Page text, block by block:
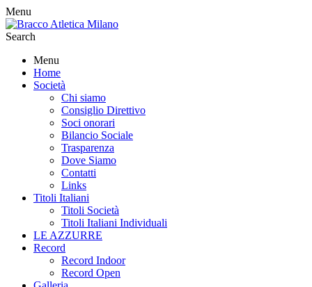
Menu
Search
Menu
Home
Società
Chi siamo
Consiglio Direttivo
Soci onorari
Bilancio Sociale
Trasparenza
Dove Siamo
Contatti
Links
Titoli Italiani
Titoli Società
Titoli Italiani Individuali
LE AZZURRE
Record
Record Indoor
Record Open